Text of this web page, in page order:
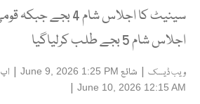
سینیٹ کا اجلاس شام 4
اجلاس شام 5 بجے طلب کرلیاگیا
ویب ڈیسک | شائع June 9, 2026 1:25 PM
|
June 10, 2026 12:15 AM
|